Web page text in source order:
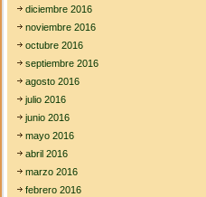
diciembre 2016
noviembre 2016
octubre 2016
septiembre 2016
agosto 2016
julio 2016
junio 2016
mayo 2016
abril 2016
marzo 2016
febrero 2016